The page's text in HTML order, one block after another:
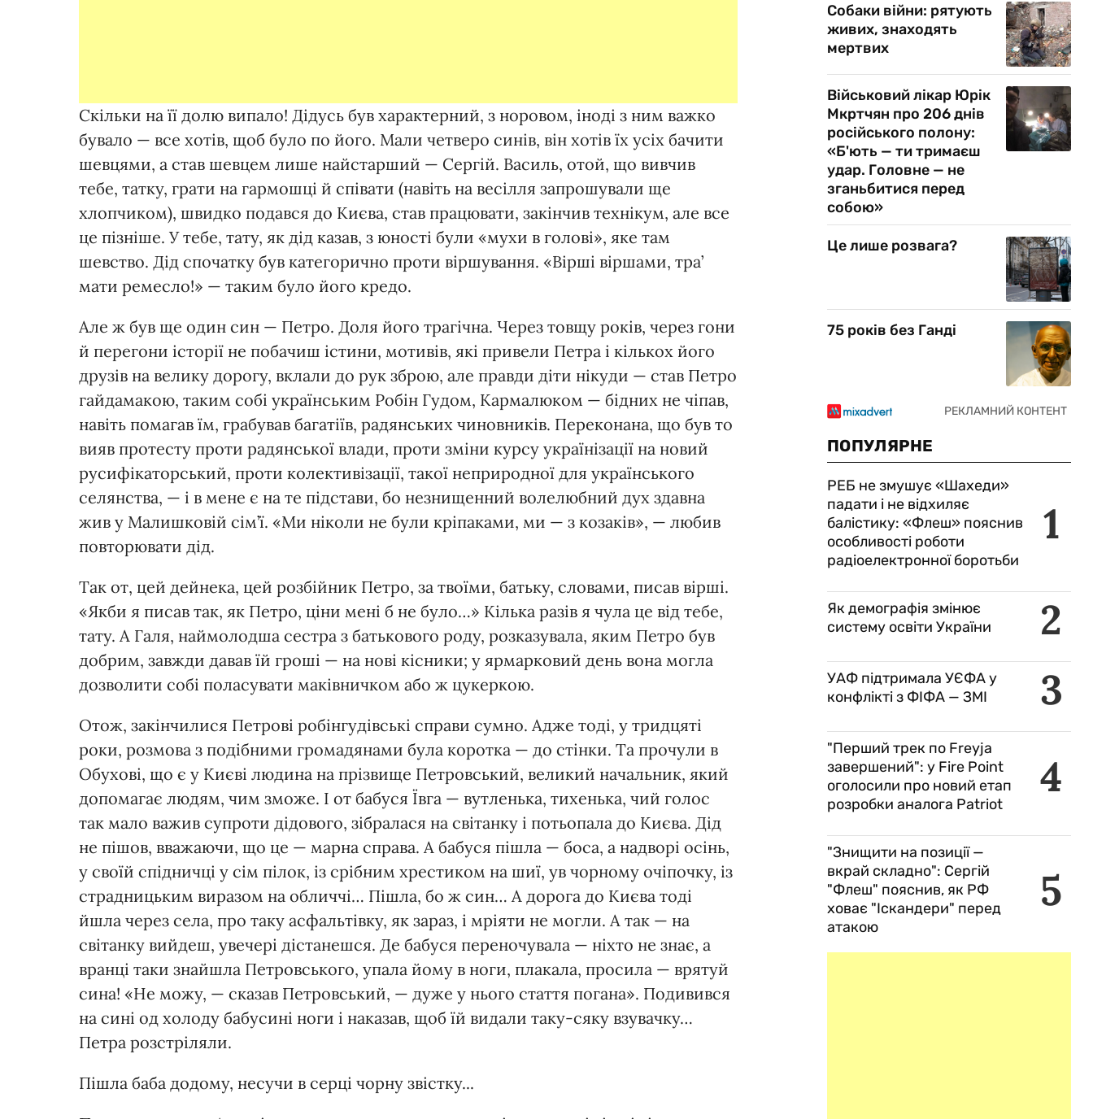
Скільки на її долю випало! Дідусь був характерний, з норовом, іноді з ним важко
бувало — все хотів, щоб було по його. Мали четверо синів, він хотів їх усіх бачити
шевцями, а став шевцем лише найстарший — Сергій. Василь, отой, що вивчив
тебе, татку, грати на гармошці й співати (навіть на весілля запрошували ще
хлопчиком), швидко подався до Києва, став працювати, закінчив технікум, але все
це пізніше. У тебе, тату, як дід казав, з юності були «мухи в голові», яке там
шевство. Дід спочатку був категорично проти віршування. «Вірші віршами, тра’
мати ремесло!» — таким було його кредо.
Але ж був ще один син — Петро. Доля його трагічна. Через товщу років, через гони
й перегони історії не побачиш істини, мотивів, які привели Петра і кількох його
друзів на велику дорогу, вклали до рук зброю, але правди діти нікуди — став Петро
гайдамакою, таким собі українським Робін Гудом, Кармалюком — бідних не чіпав,
навіть помагав їм, грабував багатіїв, радянських чиновників. Переконана, що був то
вияв протесту проти радянської влади, проти зміни курсу українізації на новий
русифікаторський, проти колективізації, такої неприродної для українського
селянства, — і в мене є на те підстави, бо незнищенний волелюбний дух здавна
жив у Малишковій сім’ї. «Ми ніколи не були кріпаками, ми — з козаків», — любив
повторювати дід.
Так от, цей дейнека, цей розбійник Петро, за твоїми, батьку, словами, писав вірші.
«Якби я писав так, як Петро, ціни мені б не було…» Кілька разів я чула це від тебе,
тату. А Галя, наймолодша сестра з батькового роду, розказувала, яким Петро був
добрим, завжди давав їй гроші — на нові кісники; у ярмарковий день вона могла
дозволити собі поласувати маківничком або ж цукеркою.
Отож, закінчилися Петрові робінгудівські справи сумно. Адже тоді, у тридцяті
роки, розмова з подібними громадянами була коротка — до стінки. Та прочули в
Обухові, що є у Києві людина на прізвище Петровський, великий начальник, який
допомагає людям, чим зможе. І от бабуся Ївга — вутленька, тихенька, чий голос
так мало важив супроти дідового, зібралася на світанку і потьопала до Києва. Дід
не пішов, вважаючи, що це — марна справа. А бабуся пішла — боса, а надворі осінь,
у своїй спідничці у сім пілок, із срібним хрестиком на шиї, ув чорному очіпочку, із
страдницьким виразом на обличчі… Пішла, бо ж син… А дорога до Києва тоді
йшла через села, про таку асфальтівку, як зараз, і мріяти не могли. А так — на
світанку вийдеш, увечері дістанешся. Де бабуся переночувала — ніхто не знає, а
вранці таки знайшла Петровського, упала йому в ноги, плакала, просила — врятуй
сина! «Не можу, — сказав Петровський, — дуже у нього стаття погана». Подивився
на сині од холоду бабусині ноги і наказав, щоб їй видали таку-сяку взувачку…
Петра розстріляли.
Пішла баба додому, несучи в серці чорну звістку...
Собаки війни: рятують
живих, знаходять
мертвих
Військовий лікар Юрік
Мкртчян про 206 днів
російського полону:
«Б'ють — ти тримаєш
удар. Головне — не
зганьбитися перед
собою»
Це лише розвага?
75 років без Ганді
ПОПУЛЯРНЕ
1
РЕБ не змушує «Шахеди»
падати і не відхиляє
балістику: «Флеш» пояснив
особливості роботи
радіоелектронної боротьби
2
Як демографія змінює
систему освіти України
3
УАФ підтримала УЄФА у
конфлікті з ФІФА — ЗМІ
4
"Перший трек по Freyja
завершений": у Fire Point
оголосили про новий етап
розробки аналога Patriot
5
"Знищити на позиції —
вкрай складно": Сергій
"Флеш" пояснив, як РФ
ховає "Іскандери" перед
атакою